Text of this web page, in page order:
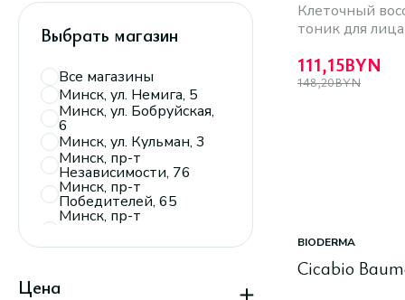
Выбрать магазин
Все магазины
Минск, ул. Немига, 5
Минск, ул. Бобруйская,
6
Минск, ул. Кульман, 3
Минск, пр-т
Независимости, 76
Минск, пр-т
Победителей, 65
Минск, пр-т
пав. 110
пересечение ул.
Цена
Клеточный
тоник для
111,15BYN
148,20BYN
BIODERMA
Cicabio